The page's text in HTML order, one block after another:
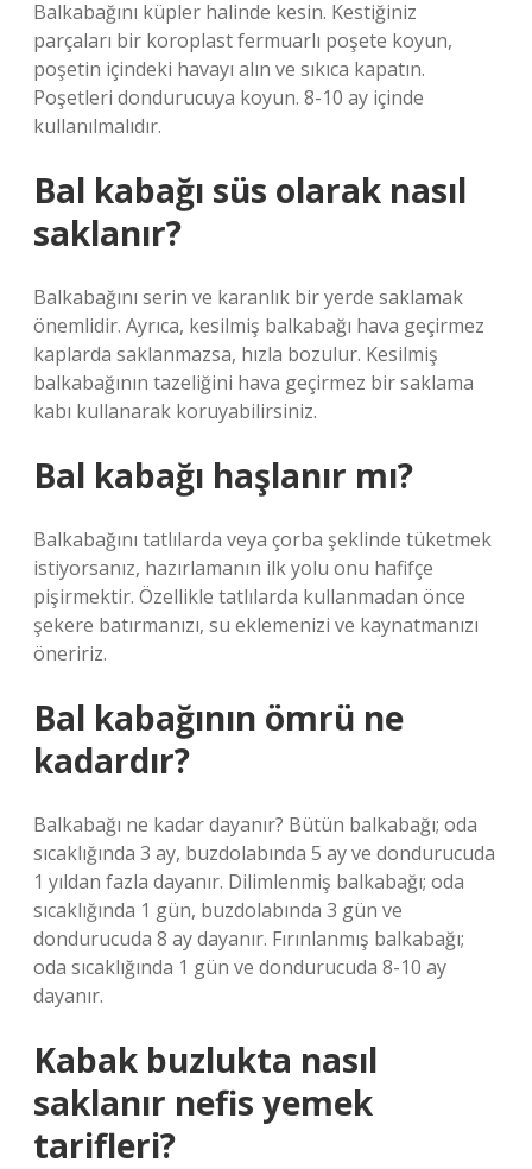
Balkabağını küpler halinde kesin. Kestiğiniz
parçaları bir koroplast fermuarlı poşete koyun,
poşetin içindeki havayı alın ve sıkıca kapatın.
Poşetleri dondurucuya koyun. 8-10 ay içinde
kullanılmalıdır.
Bal kabağı süs olarak nasıl
saklanır?
Balkabağını serin ve karanlık bir yerde saklamak
önemlidir. Ayrıca, kesilmiş balkabağı hava geçirmez
kaplarda saklanmazsa, hızla bozulur. Kesilmiş
balkabağının tazeliğini hava geçirmez bir saklama
kabı kullanarak koruyabilirsiniz.
Bal kabağı haşlanır mı?
Balkabağını tatlılarda veya çorba şeklinde tüketmek
istiyorsanız, hazırlamanın ilk yolu onu hafifçe
pişirmektir. Özellikle tatlılarda kullanmadan önce
şekere batırmanızı, su eklemenizi ve kaynatmanızı
öneririz.
Bal kabağının ömrü ne
kadardır?
Balkabağı ne kadar dayanır? Bütün balkabağı; oda
sıcaklığında 3 ay, buzdolabında 5 ay ve dondurucuda
1 yıldan fazla dayanır. Dilimlenmiş balkabağı; oda
sıcaklığında 1 gün, buzdolabında 3 gün ve
dondurucuda 8 ay dayanır. Fırınlanmış balkabağı;
oda sıcaklığında 1 gün ve dondurucuda 8-10 ay
dayanır.
Kabak buzlukta nasıl
saklanır nefis yemek
tarifleri?